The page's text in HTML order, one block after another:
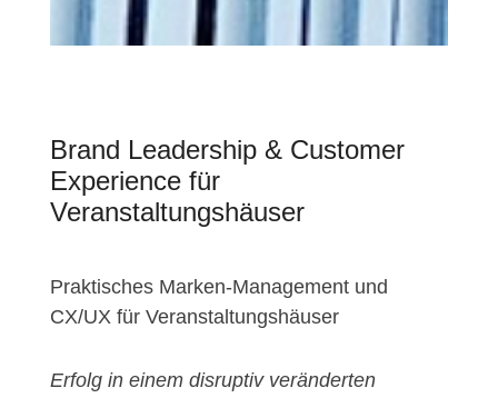
Brand Leadership & Customer
Experience für
Veranstaltungshäuser
Praktisches Marken-Management und
CX/UX für Veranstaltungshäuser
Erfolg in einem disruptiv veränderten